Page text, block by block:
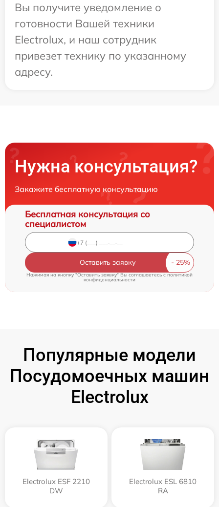
Вы получите уведомление о
готовности Вашей техники
Electrolux, и наш сотрудник
привезет технику по указанному
адресу.
Нужна консультация?
Закажите бесплатную консультацию
Бесплатная консультация со
специалистом
Оставить заявку
Нажимая на кнопку "Оставить заявку" Вы соглашаетесь c политикой
конфиденциальности
Популярные модели
Посудомоечных машин
Electrolux
Electrolux ESF 2210
DW
Electrolux ESL 6810
RA